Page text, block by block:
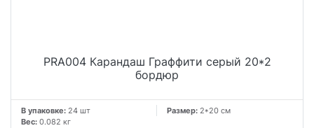
PRA004 Карандаш Граффити серый 20*2
бордюр
В упаковке: 24 шт Размер: 2*20 см
Вес: 0.082 кг